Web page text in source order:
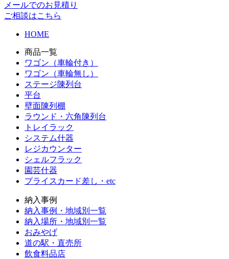
メールでのお見積り
ご相談はこちら
HOME
商品一覧
ワゴン（車輪付き）
ワゴン（車輪無し）
ステージ陳列台
平台
壁面陳列棚
ラウンド・六角陳列台
トレイラック
システム什器
レジカウンター
シェルフラック
園芸什器
プライスカード差し・etc
納入事例
納入事例・地域別一覧
納入場所・地域別一覧
おみやげ
道の駅・直売所
飲食料品店